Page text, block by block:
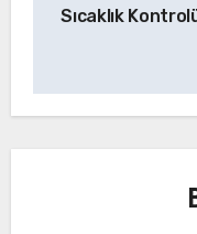
Sıcaklık